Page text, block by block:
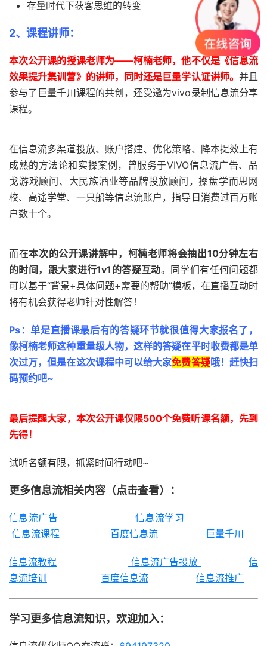
存量时代下获客思维的转变
2、课程讲师：
本次公开课的授课老师为——柯楠老师，他不仅是《信息流
效果提升集训营》的讲师，同时还是巨量学认证讲师。 并且
参与了巨量千川课程的共创，还受邀为vivo录制信息流分享
课程。
在信息流多渠道投放、账户搭建、优化策略、降本提效上有
成熟的方法论和实操案例，曾服务于VIVO信息流广告、品
戈游戏顾问、大民族酒业等品牌投放顾问，操盘学而思网
校、高途学堂、一只船等信息流账户，指导日消费过百万账
户数十个。
而在本次的公开课讲解中，柯楠老师将会抽出10分钟左右
的时间，跟大家进行1v1的答疑互动。同学们有任何问题都
可以基于“背景+具体问题+需要的帮助”模板，在直播互动时
将有机会获得老师针对性解答！
Ps：单是直播课最后有的答疑环节就很值得大家报名了，
像柯楠老师这种重量级人物，这样的答疑在平时收费都是单
次过万，但是在这次课程中可以给大家免费答疑哦！赶快扫
码预约吧~
最后提醒大家，本次公开课仅限500个免费听课名额，先到
先得！
试听名额有限，抓紧时间行动吧~
更多信息流相关内容（点击查看）：
信息流广告
信息流学习
信息流课程
百度信息流 巨量千川
信息流教程 信息流广告投放
信
息流培训
百度信息流 信息流推广
学习更多信息流知识，欢迎加入：